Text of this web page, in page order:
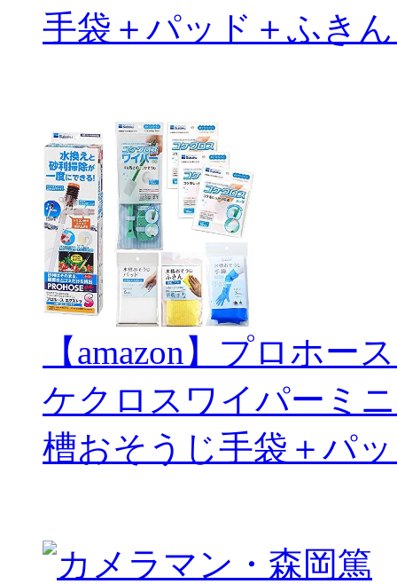
手袋＋パッド＋ふき
【amazon】プロホー
ケクロスワイパーミ
槽おそうじ手袋＋パ